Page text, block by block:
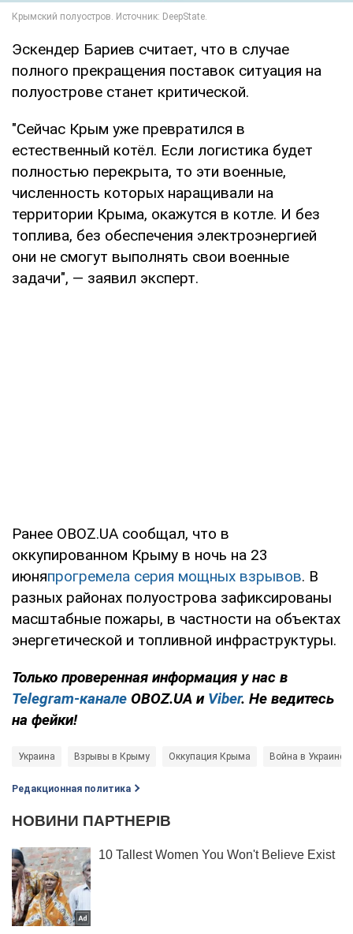
Эскендер Бариев считает, что в случае
полного прекращения поставок ситуация на
полуострове станет критической.
"Сейчас Крым уже превратился в
естественный котёл. Если логистика будет
полностью перекрыта, то эти военные,
численность которых наращивали на
территории Крыма, окажутся в котле. И без
топлива, без обеспечения электроэнергией
они не смогут выполнять свои военные
задачи", — заявил эксперт.
Ранее OBOZ.UA сообщал, что в
оккупированном Крыму в ночь на 23
июняпрогремела серия мощных взрывов. В
разных районах полуострова зафиксированы
масштабные пожары, в частности на объектах
энергетической и топливной инфраструктуры.
Только проверенная информация у нас в
Telegram-канале OBOZ.UA и Viber. Не ведитесь
на фейки!
Украина Взрывы в Крыму Оккупация Крыма Война в Украине
Редакционная политика